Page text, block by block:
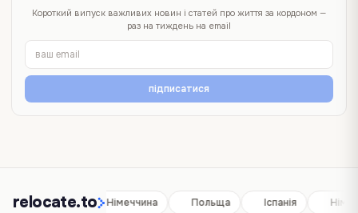
Короткий випуск важливих новин і статей про життя за кордоном —
раз на тиждень на email
підписатися
relocate.to
Іспанія Німеччина Польща Іспанія